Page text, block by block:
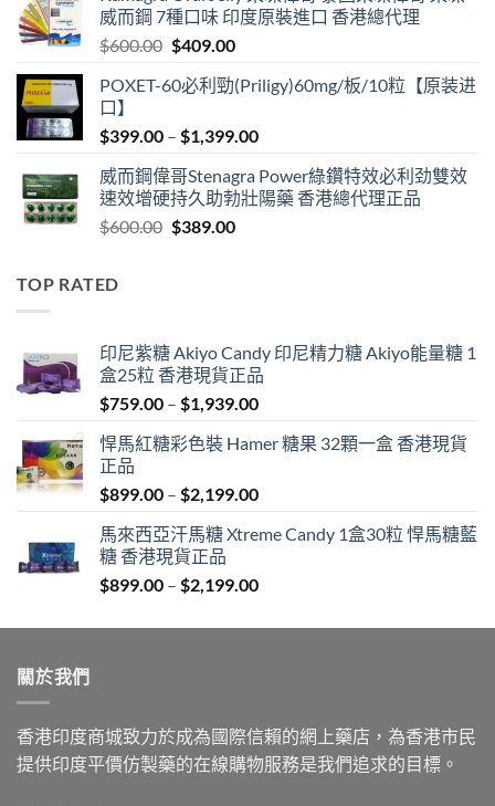
$599.00.$399.00.
威而鋼 7種口味 印度原裝進口 香港總代理
$600.00 Original
was:
$409.00Current
is:
POXET-60必利勁(Priligy)60mg/板/10粒【原装进
口】
$399.00 – $1,399.00Price
$399.00
through
威而鋼偉哥Stenagra Power綠鑽特效必利劲雙效
速效增硬持久助勃壯陽藥 香港總代理正品
$600.00 Original
$389.00Current
TOP RATED
印尼紫糖 Akiyo Candy 印尼精力糖 Akiyo能量糖 1
盒25粒 香港現貨正品
$759.00 – $1,939.00Price
$759.00
$1,939.00
悍馬紅糖彩色裝 Hamer 糖果 32顆一盒 香港現貨
正品
$899.00 – $2,199.00Price
$899.00
$2,199.00
馬來西亞汗馬糖 Xtreme Candy 1盒30粒 悍馬糖藍
糖 香港現貨正品
$899.00 – $2,199.00Price
$899.00
關於我們
香港印度商城致力於成為國際信賴的網上藥店，為香港市民
提供印度平價仿製藥的在線購物服務是我們追求的目標。